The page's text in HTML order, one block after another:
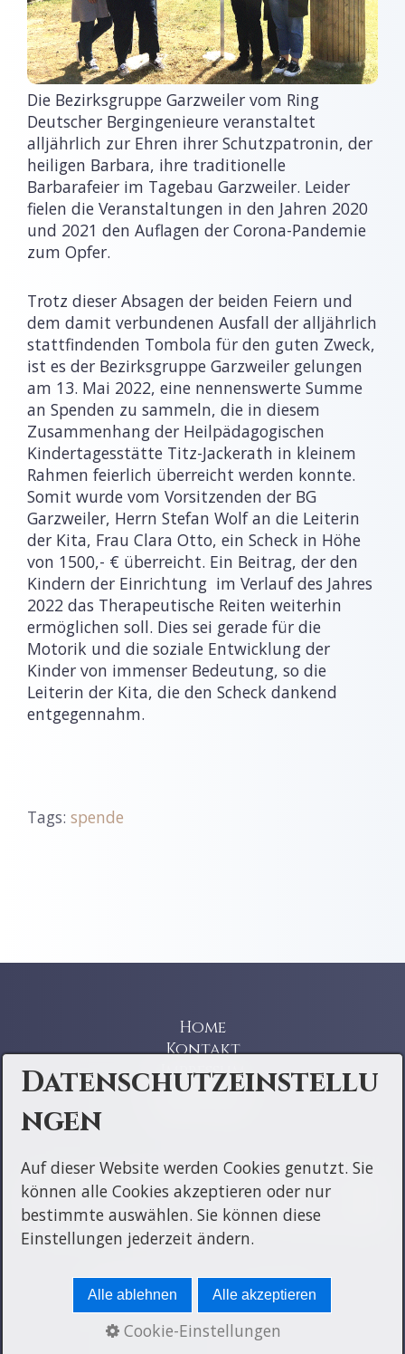
Die Bezirksgruppe Garzweiler vom Ring
Deutscher Bergingenieure veranstaltet
alljährlich zur Ehren ihrer Schutzpatronin, der
heiligen Barbara, ihre traditionelle
Barbarafeier im Tagebau Garzweiler. Leider
fielen die Veranstaltungen in den Jahren 2020
und 2021 den Auflagen der Corona-Pandemie
zum Opfer.
Trotz dieser Absagen der beiden Feiern und
dem damit verbundenen Ausfall der alljährlich
stattfindenden Tombola für den guten Zweck,
ist es der Bezirksgruppe Garzweiler gelungen
am 13. Mai 2022, eine nennenswerte Summe
an Spenden zu sammeln, die in diesem
Zusammenhang der Heilpädagogischen
Kindertagesstätte Titz-Jackerath in kleinem
Rahmen feierlich überreicht werden konnte.
Somit wurde vom Vorsitzenden der BG
Garzweiler, Herrn Stefan Wolf an die Leiterin
der Kita, Frau Clara Otto, ein Scheck in Höhe
von 1500,- € überreicht. Ein Beitrag, der den
Kindern der Einrichtung im Verlauf des Jahres
2022 das Therapeutische Reiten weiterhin
ermöglichen soll. Dies sei gerade für die
Motorik und die soziale Entwicklung der
Kinder von immenser Bedeutung, so die
Leiterin der Kita, die den Scheck dankend
entgegennahm.
Tags: spende
Home
Kontakt
Impressum
Datenschutz
© 2026 RDB BG Garzweiler
Datenschutzeinstellu
ngen
Auf dieser Website werden Cookies genutzt. Sie
können alle Cookies akzeptieren oder nur
bestimmte auswählen. Sie können diese
Einstellungen jederzeit ändern.
Alle ablehnen Alle akzeptieren
Cookie-Einstellungen